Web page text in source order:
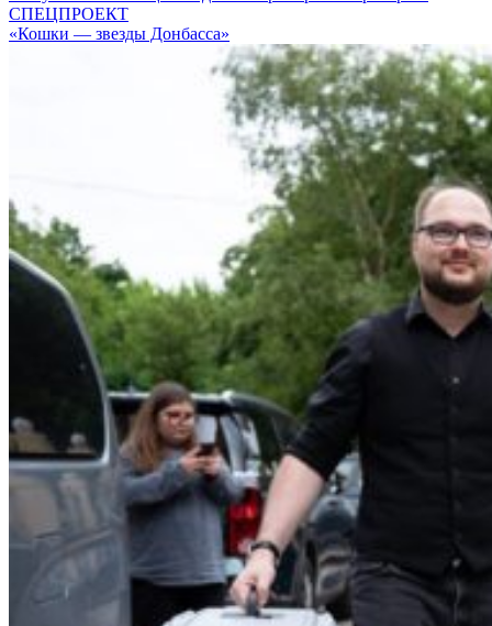
СПЕЦПРОЕКТ
«Кошки — звезды Донбасса»